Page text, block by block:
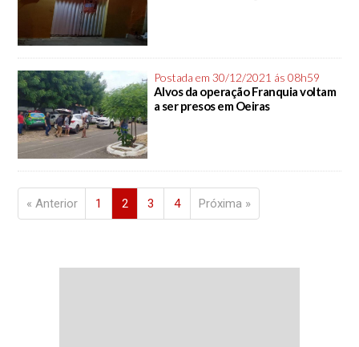
Postada em 30/12/2021 ás 08h59
Alvos da operação Franquia voltam
a ser presos em Oeiras
« Anterior 1 2 3 4 Próxima »